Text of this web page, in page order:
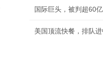
国际巨头，被判超60
美国顶流快餐，排队进